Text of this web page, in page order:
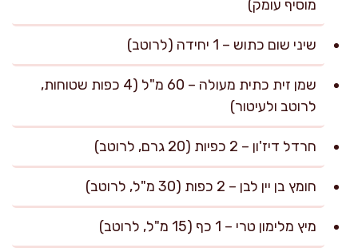
מוסיף עומק)
שיני שום כתוש – 1 יחידה (לרוטב)
שמן זית כתית מעולה – 60 מ"ל (4 כפות שטוחות,
לרוטב ולעיטור)
חרדל דיז'ון – 2 כפיות (20 גרם, לרוטב)
חומץ בן יין לבן – 2 כפות (30 מ"ל, לרוטב)
מיץ מלימון טרי – 1 כף (15 מ"ל, לרוטב)